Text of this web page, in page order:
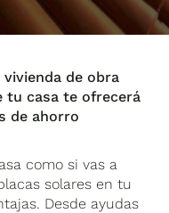
de obra
tu casa te ofrecerá
de ahorro
como si vas a
solares en tu
Desde ayudas